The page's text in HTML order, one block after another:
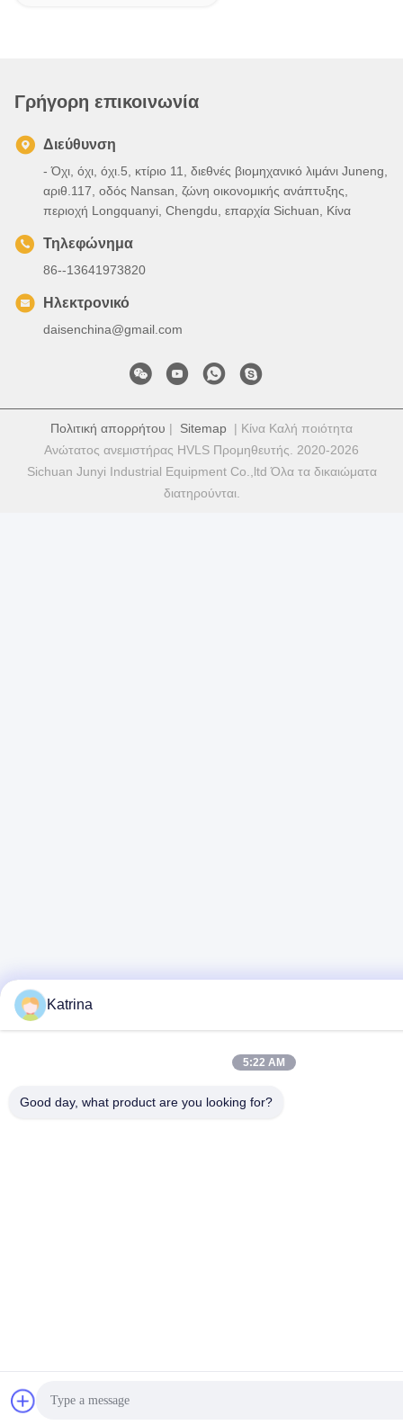
Γρήγορη επικοινωνία
Διεύθυνση
- Όχι, όχι, όχι.5, κτίριο 11, διεθνές βιομηχανικό λιμάνι Juneng,
αριθ.117, οδός Nansan, ζώνη οικονομικής ανάπτυξης,
περιοχή Longquanyi, Chengdu, επαρχία Sichuan, Κίνα
Τηλεφώνημα
86--13641973820
Ηλεκτρονικό
daisenchina@gmail.com
Πολιτική απορρήτου | Sitemap | Κίνα Καλή ποιότητα
Ανώτατος ανεμιστήρας HVLS Προμηθευτής. 2020-2026
Sichuan Junyi Industrial Equipment Co.,ltd Όλα τα δικαιώματα
διατηρούνται.
Katrina
5:22 AM
Good day, what product are you looking for?